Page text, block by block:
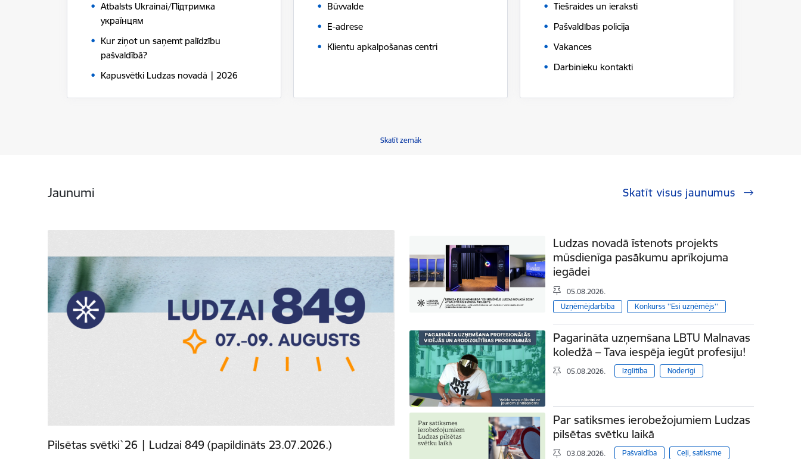
Atbalsts Ukrainai/Підтримка
українцям
Kur ziņot un saņemt palīdzību
pašvaldībā?
Kapusvētki Ludzas novadā | 2026
Būvvalde
E-adrese
Klientu apkalpošanas centri
Tiešraides un ieraksti
Pašvaldības policija
Vakances
Darbinieku kontakti
Skatīt zemāk
Jaunumi Skatīt visus jaunumus
Pilsētas svētki`26 | Ludzai 849 (papildināts 23.07.2026.)
Ludzas novadā īstenots projekts
mūsdienīga pasākumu aprīkojuma
iegādei
05.08.2026.
Uzņēmējdarbība
Konkurss ''Esi uzņēmējs''
Pagarināta uzņemšana LBTU Malnavas
koledžā – Tava iespēja iegūt profesiju!
05.08.2026. Izglītība Noderīgi
Par satiksmes ierobežojumiem Ludzas
pilsētas svētku laikā
03.08.2026. Pašvaldība Ceļi, satiksme